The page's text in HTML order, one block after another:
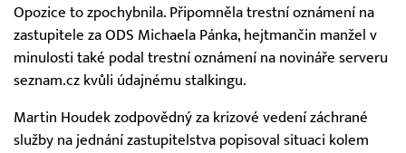
Opozice to zpochybnila. Připomněla trestní oznámení na
zastupitele za ODS Michaela Pánka, hejtmančin manžel v
minulosti také podal trestní oznámení na novináře serveru
seznam.cz kvůli údajnému stalkingu.
Martin Houdek zodpovědný za krizové vedení záchrané
služby na jednání zastupitelstva popisoval situaci kolem